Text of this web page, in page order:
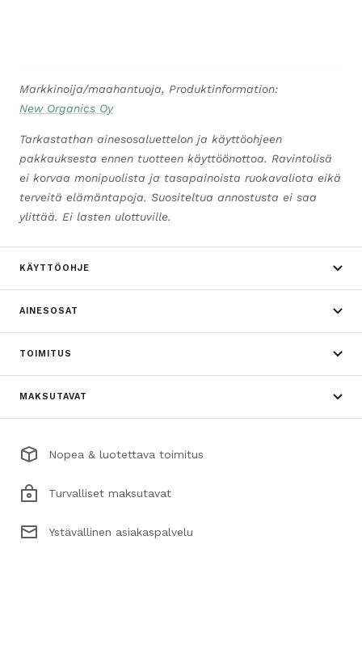
Markkinoija/maahantuoja, Produktinformation:
New Organics Oy
Tarkastathan ainesosaluettelon ja käyttöohjeen
pakkauksesta ennen tuotteen käyttöönottoa. Ravintolisä
ei korvaa monipuolista ja tasapainoista ruokavaliota eikä
terveitä elämäntapoja. Suositeltua annostusta ei saa
ylittää. Ei lasten ulottuville.
KÄYTTÖOHJE
AINESOSAT
TOIMITUS
MAKSUTAVAT
Nopea & luotettava toimitus
Turvalliset maksutavat
Ystävällinen asiakaspalvelu